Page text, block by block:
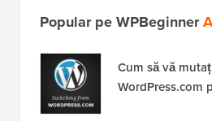
Popular pe WPBeginner
Cum să vă
WordPress.com